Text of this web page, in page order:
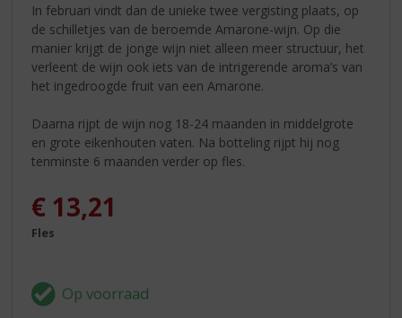
In februari vindt dan de unieke twee vergisting plaats, op
de schilletjes van de beroemde Amarone-wijn. Op die
manier krijgt de jonge wijn niet alleen meer structuur, het
verleent de wijn ook iets van de intrigerende aroma’s van
het ingedroogde fruit van een Amarone.
Daarna rijpt de wijn nog 18-24 maanden in middelgrote
en grote eikenhouten vaten. Na botteling rijpt hij nog
tenminste 6 maanden verder op fles.
€ 13,21
Fles